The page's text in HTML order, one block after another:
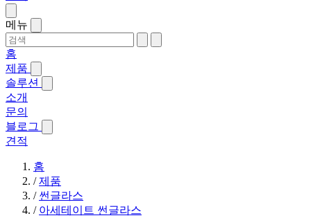
메뉴
홈
제품
솔루션
소개
문의
블로그
견적
홈
/제품
/ 썬글라스
/ 아세테이트 썬글라스